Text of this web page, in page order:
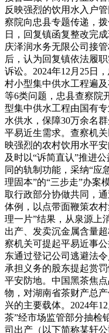
反映强烈的饮用水入户
察院向忠县专题传递，
日，回复镇函复整改完
庆泽润水务无限公司接
后，认为回复镇依法履
诉讼。2024年12月25日
村小型集中供水工程遍
等6类问题，忠县查察院
型集中供水工程由国有
水供水，保障30万余名
平易近生需求。查察机
映强烈的农村饮用水平
及时以“诉简直认”推进
同的轨制功能，采纳“应
理固本”的“三步走”办案
取行政部分协做共同，
体例，以点带面鞭策农
理一片”结果，从泉源上
出产、发卖沉金属含量
察机关可提起平易近事
东通过登记公司逃避法
承担义务的股东提起赏
平安防地。中国黑茶焦
物，对湖南省茶财产总
兴的主要载体。2024年
茶”经市场监管部分抽检
司出产（以下简称某轩